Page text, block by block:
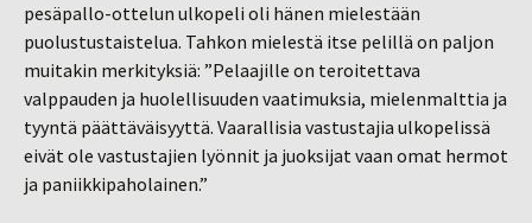
pesäpallo-ottelun ulkopeli oli hänen mielestään
puolustustaistelua. Tahkon mielestä itse pelillä on paljon
muitakin merkityksiä: ”Pelaajille on teroitettava
valppauden ja huolellisuuden vaatimuksia, mielenmalttia ja
tyyntä päättäväisyyttä. Vaarallisia vastustajia ulkopelissä
eivät ole vastustajien lyönnit ja juoksijat vaan omat hermot
ja paniikkipaholainen.”